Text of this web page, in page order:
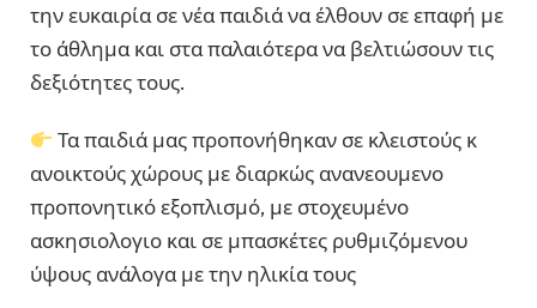
την ευκαιρία σε νέα παιδιά να έλθουν σε επαφή με
το άθλημα και στα παλαιότερα να βελτιώσουν τις
δεξιότητες τους.
Τα παιδιά μας προπονήθηκαν σε κλειστούς κ
ανοικτούς χώρους με διαρκώς ανανεουμενο
προπονητικό εξοπλισμό, με στοχευμένο
ασκησιολογιο και σε μπασκέτες ρυθμιζόμενου
ύψους ανάλογα με την ηλικία τους